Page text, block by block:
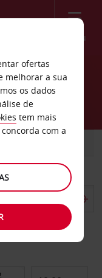
Menu
diferente
ofertas
melhorar a sua
os dados
de
tem mais
com a